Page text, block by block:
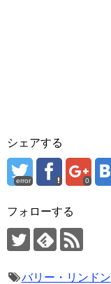
シェアする
error 0
フォローする
バリー・リンドン